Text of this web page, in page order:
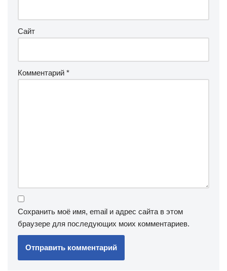
Сайт
Комментарий *
Сохранить моё имя, email и адрес сайта в этом
браузере для последующих моих комментариев.